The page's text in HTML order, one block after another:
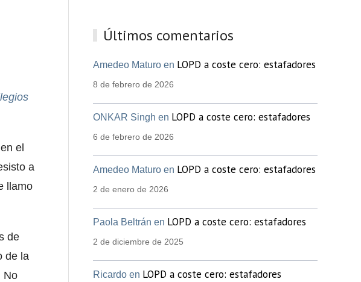
el
a
llamo
de
de la
No
Últimos comentarios
Amedeo Maturo en LOPD a coste cero: estafadores
8 de febrero de 2026
ONKAR Singh en LOPD a coste cero: estafadores
6 de febrero de 2026
Amedeo Maturo en LOPD a coste cero: estafadores
2 de enero de 2026
Paola Beltrán en LOPD a coste cero: estafadores
2 de diciembre de 2025
Ricardo en LOPD a coste cero: estafadores